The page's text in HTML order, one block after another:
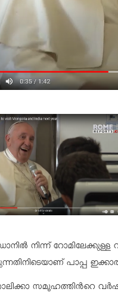
നിന്ന് റോമിലേക്കുള്ള
പാപ്പ
സമൂഹത്തിൻറെ